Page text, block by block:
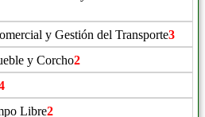
y Gestión del Transporte3
y Corcho2
Libre2